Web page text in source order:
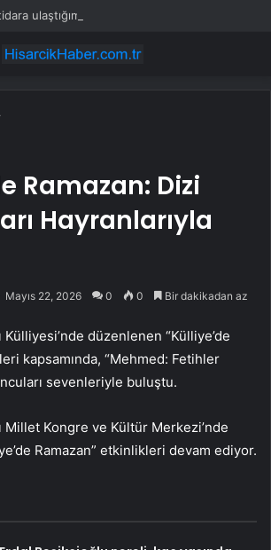
Ramazan: Dizi
Hayranlarıyla
Mayıs 22, 2026 0 0 Bir dakikadan az
Külliyesi’nde düzenlenen “Külliye’de
kapsamında, “Mehmed: Fetihler
sevenleriyle buluştu.
Millet Kongre ve Kültür Merkezi’nde
Ramazan” etkinlikleri devam ediyor.